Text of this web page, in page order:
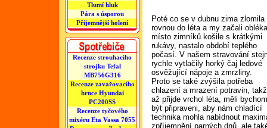
Tlumí hluk
Pára s úsporou
Příjemnější holení
Recenze strouhacího
strojku Tefal
MB756G316
Recenze zavařovacího
hrnce Hyundai
PC200SS
Recenze tyčového
mixéru Eta Vassa 7055
Poté co se v dubnu zima zlomila
rovnou do léta a my začali
místo zimníků košile s krátkými
rukávy, nastalo období teplého
počasí. V našem stravování
rychle vytlačily horký čaj ledové
osvěžující nápoje a zmrzliny.
Proto se také zvýšila potřeba
chlazení a mrazení potravin,
až přijde vrchol léta, měli
být připraveni, aby nám chladící
technika mohla nabídnout
zpříjemnění parných dnů, ale